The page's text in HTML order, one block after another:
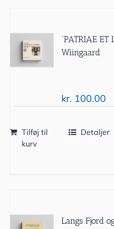
“PATRIAE ET
Wiingaard
kr. 100.00
Tilføj til
kurv
Detaljer
Langs Fjord